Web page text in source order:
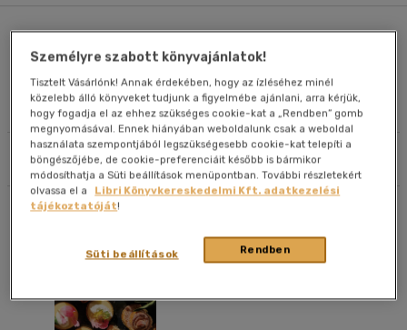
Művei
Szűrés Rendezés
Eladott darabszám szerint csökkenő
Eladott darabszám szerint növekvő
Cím szerint A-Z
Szerző szerint A-Z
Megjelenítés
20 db / oldal
Alkalmaz
Személyre szabott könyvajánlatok!
Tisztelt Vásárlónk! Annak érdekében, hogy az ízléséhez minél
közelebb álló könyveket tudjunk a figyelmébe ajánlani, arra kérjük,
hogy fogadja el az ehhez szükséges cookie-kat a „Rendben” gomb
megnyomásával. Ennek hiányában weboldalunk csak a weboldal
használata szempontjából legszükségesebb cookie-kat telepíti a
böngészőjébe, de cookie-preferenciáit később is bármikor
módosíthatja a Süti beállítások menüpontban. További részletekért
olvassa el a
Libri Könyvkereskedelmi Kft. adatkezelési
tájékoztatóját!
Rendben
Süti beállítások